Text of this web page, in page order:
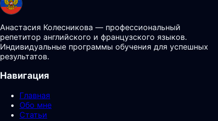
Анастасия Колесникова — профессиональный
репетитор английского и французского языков.
Индивидуальные программы обучения для успешных
результатов.
Навигация
Главная
Обо мне
Статьи